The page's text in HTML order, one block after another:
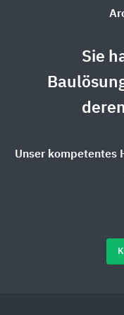
Sie
Unser kompetentes